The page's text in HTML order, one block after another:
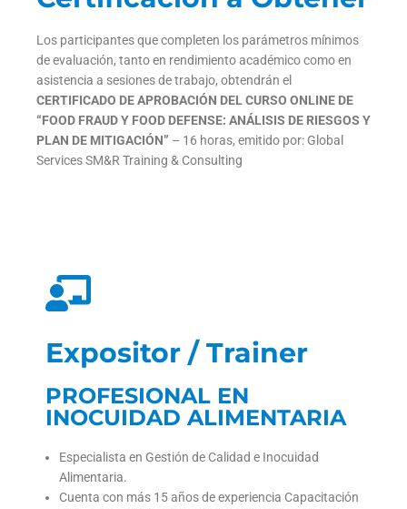
Los participantes que completen los parámetros mínimos
de evaluación, tanto en rendimiento académico como en
asistencia a sesiones de trabajo, obtendrán el
CERTIFICADO DE APROBACIÓN DEL CURSO ONLINE DE
“FOOD FRAUD Y FOOD DEFENSE: ANÁLISIS DE RIESGOS Y
PLAN DE MITIGACIÓN” – 16 horas, emitido por: Global
Services SM&R Training & Consulting
Expositor / Trainer
PROFESIONAL EN
INOCUIDAD ALIMENTARIA
Especialista en Gestión de Calidad e Inocuidad
Alimentaria.
Cuenta con más 15 años de experiencia Capacitación